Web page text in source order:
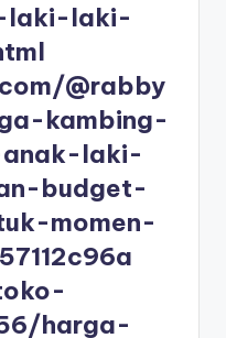
laki-laki-
@rabby
kambing-
laki-
budget-
momen-
harga-